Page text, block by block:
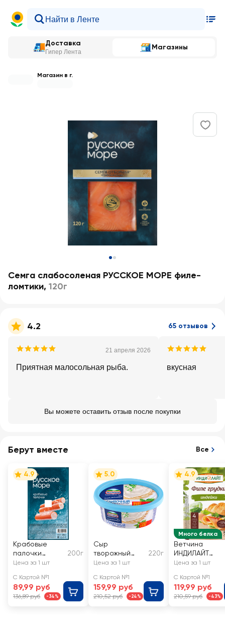
Доставка
Гипер Лента
Магазины
Магазин в г.
Семга слабосоленая РУССКОЕ МОРЕ филе-
ломтики, 120г
4.2 65 отзывов
21 апреля 2026
Приятная малосольная рыба. вкусная
Вы можете оставить отзыв после покупки
Берут вместе Все
4.9
Крабовые
палочки
РУССКОЕ
(имитация)
200г
Цена за 1 шт
С Картой №1
89,99 руб
136,89 руб -34%
5.0
Сыр
творожный
HOCHLAND
60%, без змж
220г
Цена за 1 шт
С Картой №1
159,99 руб
210,52 руб -24%
Много белка
4.9
Ветчина
ИНДИЛАЙТ
Филе грудки
нарезка
Цена за 1 шт
С Картой №1
119,99 руб
210,59 руб -43%